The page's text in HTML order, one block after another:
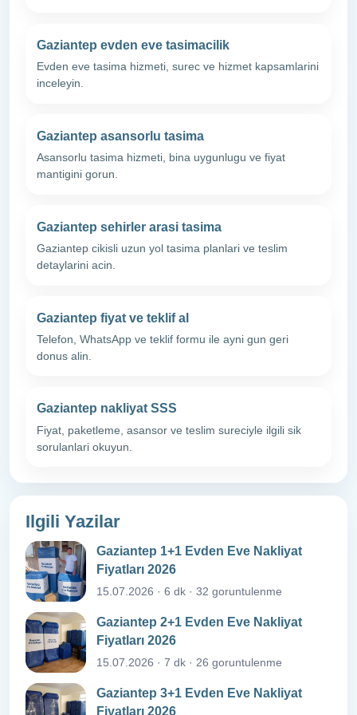
Gaziantep evden eve tasimacilik
Evden eve tasima hizmeti, surec ve hizmet kapsamlarini
inceleyin.
Gaziantep asansorlu tasima
Asansorlu tasima hizmeti, bina uygunlugu ve fiyat
mantigini gorun.
Gaziantep sehirler arasi tasima
Gaziantep cikisli uzun yol tasima planlari ve teslim
detaylarini acin.
Gaziantep fiyat ve teklif al
Telefon, WhatsApp ve teklif formu ile ayni gun geri
donus alin.
Gaziantep nakliyat SSS
Fiyat, paketleme, asansor ve teslim sureciyle ilgili sik
sorulanlari okuyun.
Ilgili Yazilar
Gaziantep 1+1 Evden Eve Nakliyat
Fiyatları 2026
15.07.2026 · 6 dk · 32 goruntulenme
Gaziantep 2+1 Evden Eve Nakliyat
Fiyatları 2026
15.07.2026 · 7 dk · 26 goruntulenme
Gaziantep 3+1 Evden Eve Nakliyat
Fiyatları 2026